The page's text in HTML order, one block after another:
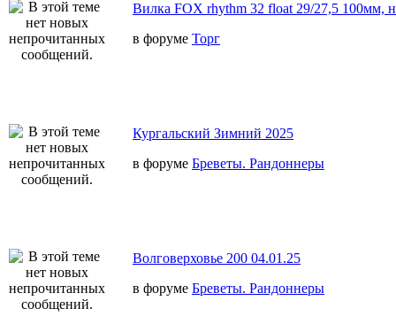
Вилка FOX rhythm 32 float 29/27,5 100мм,
в форуме Торг
Кургальский Зимний 2025
в форуме Бреветы. Рандоннеры
Волговерховье 200 04.01.25
в форуме Бреветы. Рандоннеры